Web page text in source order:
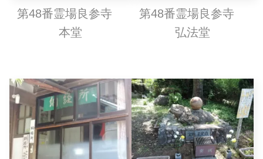
第48番霊場良参寺
本堂
第48番霊場良参寺
弘法堂